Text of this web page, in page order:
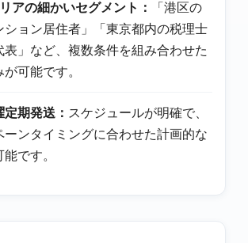
アの細かいセグメント：
「港区の
ション居住者」「東京都内の税理士
表」など、複数条件を組み合わせた
可能です。
期発送： スケジュールが明確で、
ーンタイミングに合わせた計画的な
です。